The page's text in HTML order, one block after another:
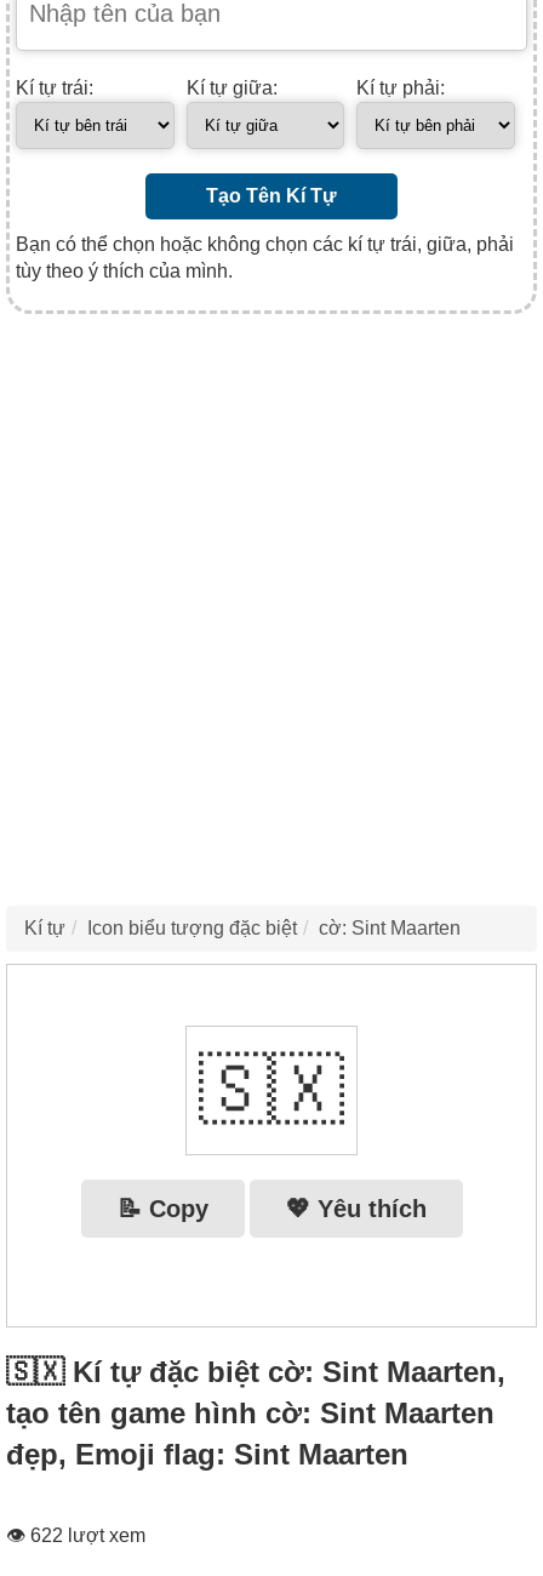
Kí tự trái: Kí tự giữa: Kí tự phải:
Tạo Tên Kí Tự
Bạn có thể chọn hoặc không chọn các kí tự trái, giữa, phải
tùy theo ý thích của mình.
Kí tự Icon biểu tượng đặc biệt cờ: Sint Maarten
🇸🇽
📝 Copy 💖 Yêu thích
🇸🇽 Kí tự đặc biệt cờ: Sint Maarten,
tạo tên game hình cờ: Sint Maarten
đẹp, Emoji flag: Sint Maarten
👁 622 lượt xem